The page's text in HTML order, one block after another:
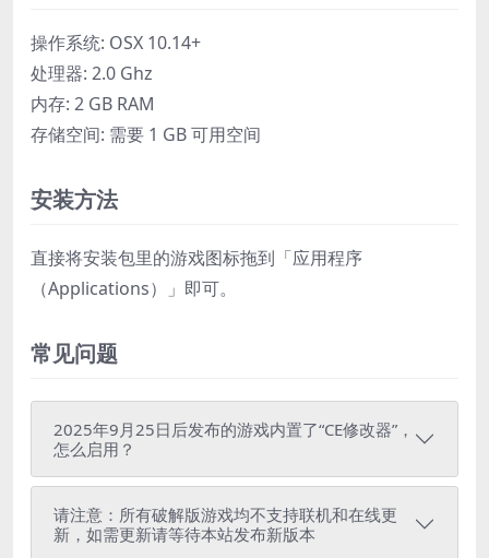
操作系统: OSX 10.14+
处理器: 2.0 Ghz
内存: 2 GB RAM
存储空间: 需要 1 GB 可用空间
安装方法
直接将安装包里的游戏图标拖到「应用程序
（Applications）」即可。
常见问题
2025年9月25日后发布的游戏内置了“CE修改器”，
怎么启用？
请注意：所有破解版游戏均不支持联机和在线更
新，如需更新请等待本站发布新版本